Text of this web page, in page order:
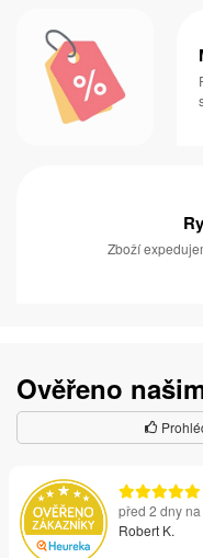
Zboží
Ověřeno
před 2 dny
Robert K.